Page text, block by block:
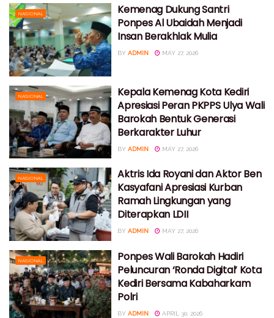
NASIONAL
Kemenag Dukung Santri
Ponpes Al Ubaidah Menjadi
Insan Berakhlak Mulia
BY ADMIN MAY 27, 2026
NASIONAL
Kepala Kemenag Kota Kediri
Apresiasi Peran PKPPS Ulya Wali
Barokah Bentuk Generasi
Berkarakter Luhur
BY ADMIN MAY 27, 2026
NASIONAL
Aktris Ida Royani dan Aktor Ben
Kasyafani Apresiasi Kurban
Ramah Lingkungan yang
Diterapkan LDII
BY ADMIN MAY 27, 2026
NASIONAL
Ponpes Wali Barokah Hadiri
Peluncuran ‘Ronda Digital’ Kota
Kediri Bersama Kabaharkam
Polri
BY ADMIN APRIL 30, 2026